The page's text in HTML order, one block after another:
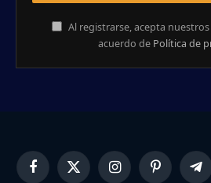
Al registrarse, acepta
acuerdo de Política de
FacebookX
InstagramPinterest